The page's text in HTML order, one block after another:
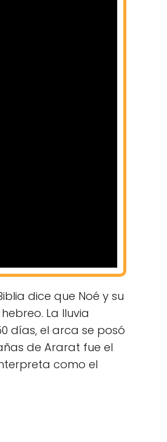
dice que Noé y su
La lluvia
días, el arca se posó
de Ararat fue el
como el